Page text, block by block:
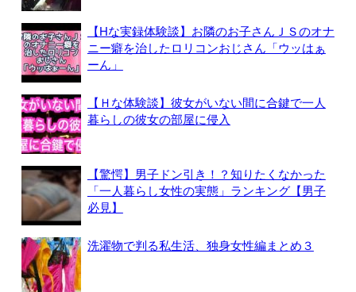
【Hな実録体験談】お隣のお子さんＪＳのオナ
ニー癖を治したロリコンおじさん「ウッはぁ
ーん」
【Ｈな体験談】彼女がいない間に合鍵で一人
暮らしの彼女の部屋に侵入
【驚愕】男子ドン引き！？知りたくなかった
「一人暮らし女性の実態」ランキング【男子
必見】
洗濯物で判る私生活、独身女性編まとめ３